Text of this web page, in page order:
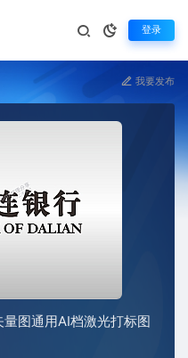
登录
我要发布
图通用AI档激光打标图